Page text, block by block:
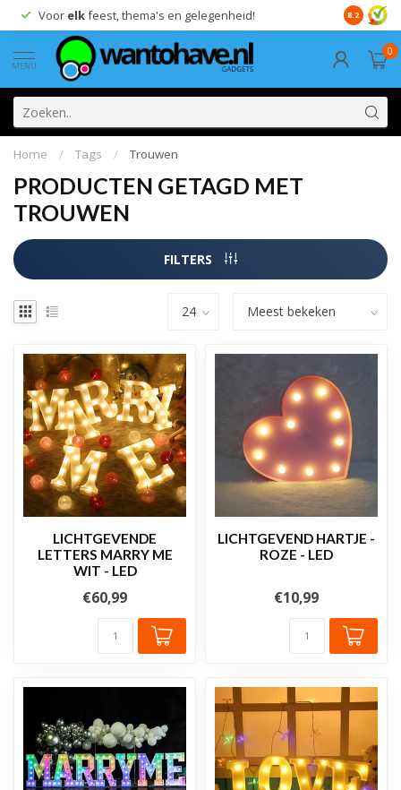
Voor elkfeest, thema's en gelegenheid! 8.2
MENU
0
Home / Tags / Trouwen
PRODUCTEN GETAGD MET
TROUWEN
FILTERS
LICHTGEVENDE
LETTERS MARRY ME
WIT - LED
€60,99
LICHTGEVEND HARTJE -
ROZE - LED
€10,99